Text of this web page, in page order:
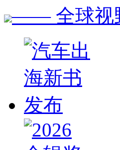
—— 全球视